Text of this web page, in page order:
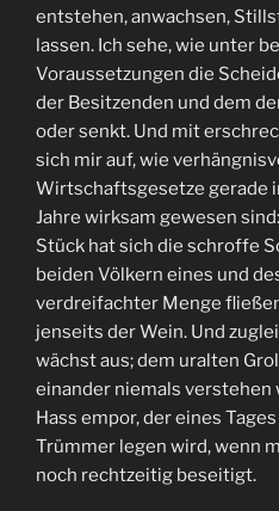
entstehen, anwachsen,
lassen. Ich sehe, wie unter
Voraussetzungen die
der Besitzenden und dem
oder senkt. Und mit
sich mir auf, wie
Wirtschaftsgesetze gerade
Jahre wirksam gewesen
Stück hat sich die schroffe
beiden Völkern eines und
verdreifachter Menge
jenseits der Wein. Und
wächst aus; dem uralten
einander niemals verstehen
Hass empor, der eines
Trümmer legen wird, wenn
noch rechtzeitig beseitigt.